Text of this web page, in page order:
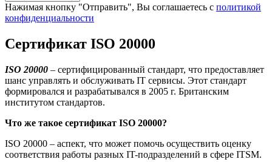
Нажимая кнопку "Отправить", Вы соглашаетесь с политикой
конфиденциальности
Сертификат ISO 20000
ISO 20000 – сертифицированный стандарт, что предоставляет
шанс управлять и обслуживать IT сервисы. Этот стандарт
формировался и разрабатывался в 2005 г. Британским
институтом стандартов.
Что же такое сертификат ISO 20000?
ISO 20000 – аспект, что может помочь осуществить оценку
соответствия работы разных IT-подразделений в сфере ITSM.